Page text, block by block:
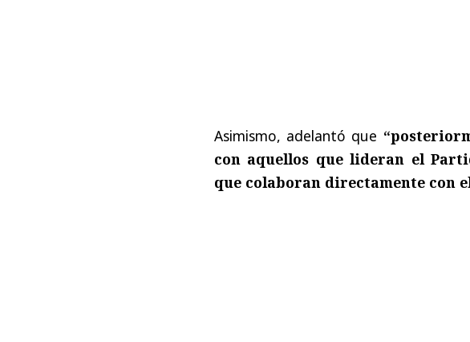
Asimismo, adelantó que
con aquellos que lideran el
que colaboran directamente con